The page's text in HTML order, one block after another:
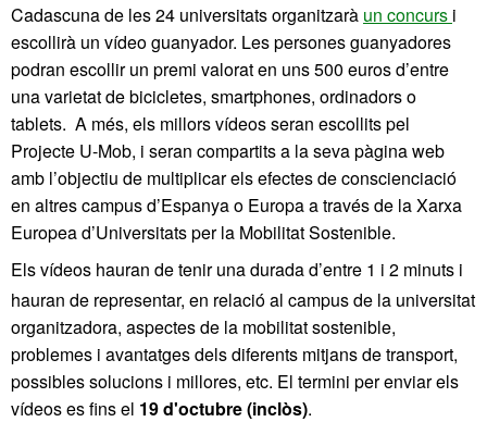
Cadascuna de les 24 universitats organitzarà un concurs i
escollirà un vídeo guanyador. Les persones guanyadores
podran escollir un premi valorat en uns 500 euros d’entre
una varietat de bicicletes, smartphones, ordinadors o
tablets. A més, els millors vídeos seran escollits pel
Projecte U-Mob, i seran compartits a la seva pàgina web
amb l’objectiu de multiplicar els efectes de conscienciació
en altres campus d’Espanya o Europa a través de la Xarxa
Europea d’Universitats per la Mobilitat Sostenible.
Els vídeos hauran de tenir una durada d’entre 1 i 2 minuts i
hauran de representar, en relació al campus de la universitat
organitzadora, aspectes de la mobilitat sostenible,
problemes i avantatges dels diferents mitjans de transport,
possibles solucions i millores, etc. El termini per enviar els
vídeos es fins el 19 d'octubre (inclòs).